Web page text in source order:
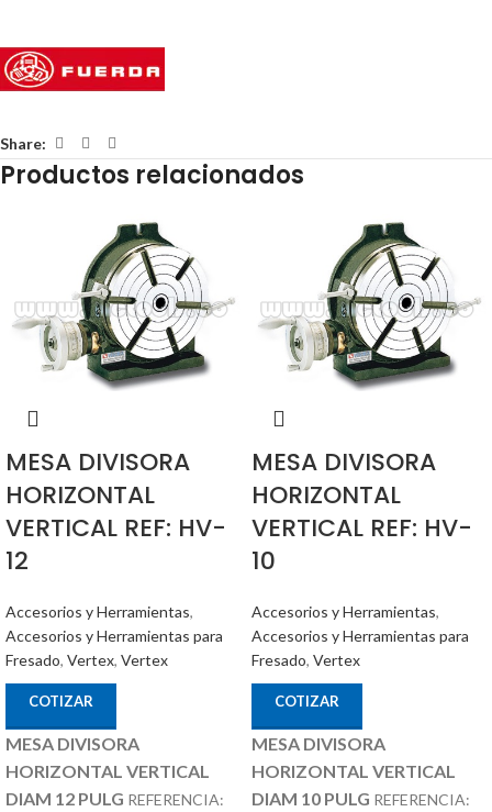
Share:
Productos relacionados
MESA DIVISORA
HORIZONTAL
VERTICAL REF: HV-
12
Accesorios y Herramientas,
Accesorios y Herramientas para
Fresado, Vertex, Vertex
COTIZAR
MESA DIVISORA
HORIZONTAL VERTICAL
DIAM 12 PULG REFERENCIA:
MESA DIVISORA
HORIZONTAL
VERTICAL REF: HV-
10
Accesorios y Herramientas,
Accesorios y Herramientas para
Fresado, Vertex
COTIZAR
MESA DIVISORA
HORIZONTAL VERTICAL
DIAM 10 PULG REFERENCIA: